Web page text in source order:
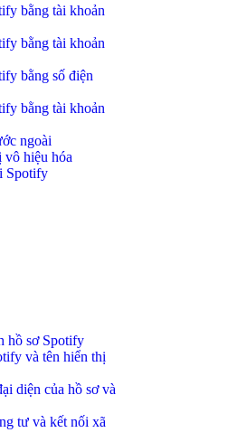
bằng tài khoản
bằng tài khoản
bằng số điện
bằng tài khoản
ngoài
hiệu hóa
Spotify
hồ sơ Spotify
và tên hiển thị
diện của hồ sơ và
tư và kết nối xã